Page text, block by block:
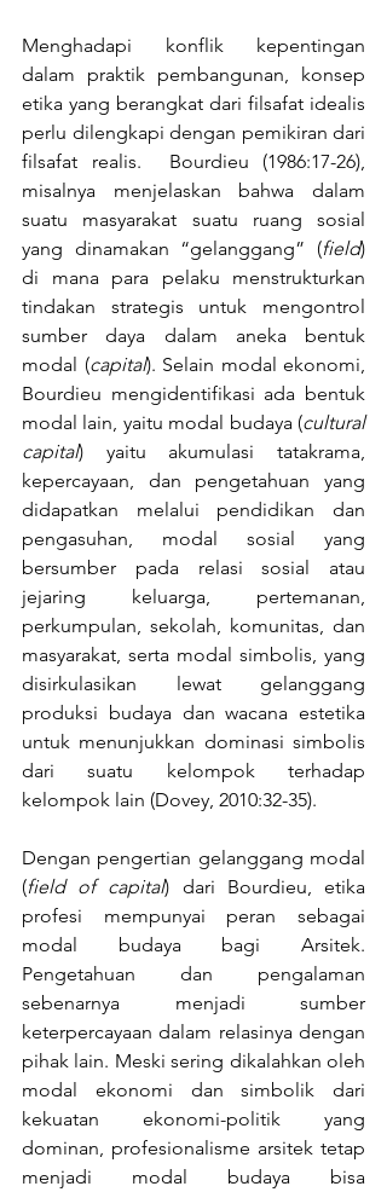
Menghadapi konflik kepentingan
dalam praktik pembangunan, konsep
etika yang berangkat dari filsafat idealis
perlu dilengkapi dengan pemikiran dari
filsafat realis.  Bourdieu (1986:17-26),
misalnya menjelaskan bahwa dalam
suatu masyarakat suatu ruang sosial
yang dinamakan “gelanggang” (field)
di mana para pelaku menstrukturkan
tindakan strategis untuk mengontrol
sumber daya dalam aneka bentuk
modal (capital). Selain modal ekonomi,
Bourdieu mengidentifikasi ada bentuk
modal lain, yaitu modal budaya (cultural
capital) yaitu akumulasi tatakrama,
kepercayaan, dan pengetahuan yang
didapatkan melalui pendidikan dan
pengasuhan, modal sosial yang
bersumber pada relasi sosial atau
jejaring keluarga, pertemanan,
perkumpulan, sekolah, komunitas, dan
masyarakat, serta modal simbolis, yang
disirkulasikan lewat gelanggang
produksi budaya dan wacana estetika
untuk menunjukkan dominasi simbolis
dari suatu kelompok terhadap
kelompok lain (Dovey, 2010:32-35).
Dengan pengertian gelanggang modal
(field of capital) dari Bourdieu, etika
profesi mempunyai peran sebagai
modal budaya bagi Arsitek.
Pengetahuan dan pengalaman
sebenarnya menjadi sumber
keterpercayaan dalam relasinya dengan
pihak lain. Meski sering dikalahkan oleh
modal ekonomi dan simbolik dari
kekuatan ekonomi-politik yang
dominan, profesionalisme arsitek tetap
menjadi modal budaya bisa